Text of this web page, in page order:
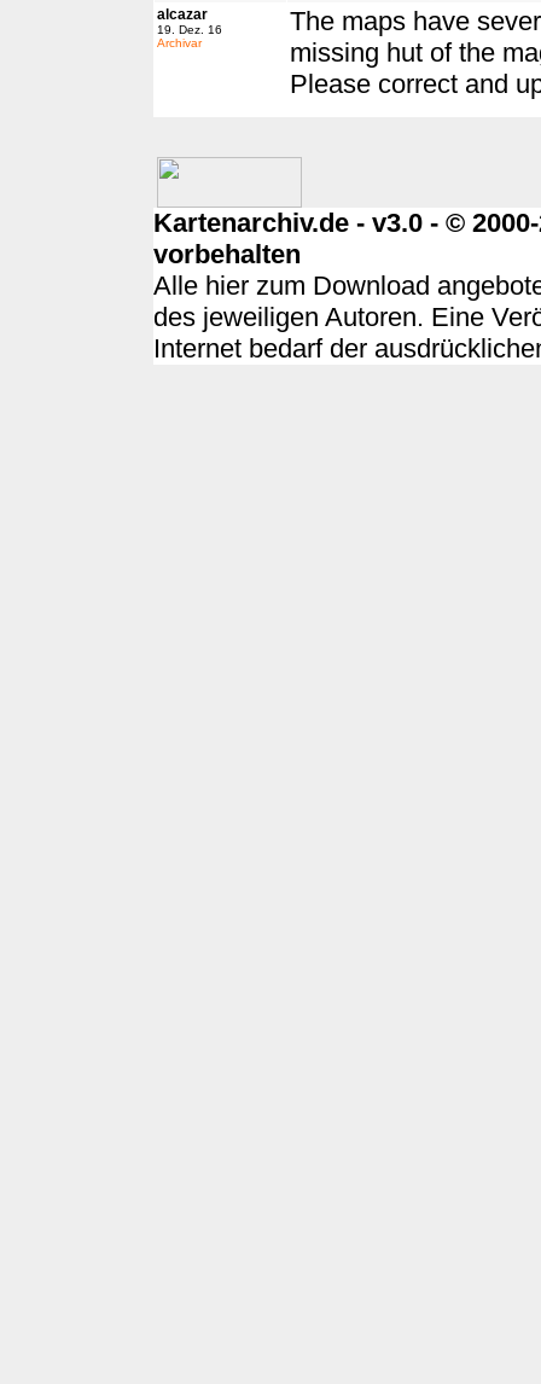
alcazar
19. Dez. 16
Archivar
The maps have
missing hut of the
Please correct and
Kartenarchiv.de - v3.0 - ©
vorbehalten
Alle hier zum Download
des jeweiligen Autoren. Eine
Internet bedarf der